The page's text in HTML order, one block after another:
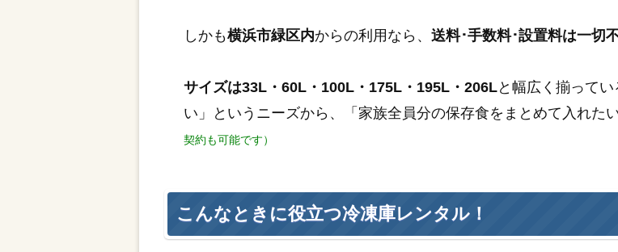
しかも横浜市緑区内からの利用なら、送料･手数料･設置料は一切
サイズは33L・60L・100L・175L・195L・206Lと幅広く揃って
い」というニーズから、「家族全員分の保存食をまとめて入れた
契約も可能です）
こんなときに役立つ冷凍庫レンタル！